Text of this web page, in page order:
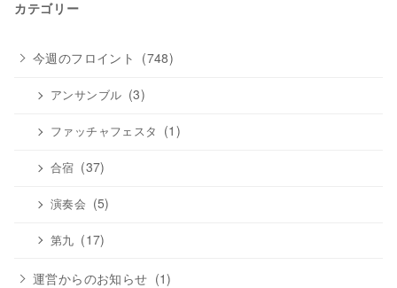
イ
カテゴリー
今週のフロイント (748)
アンサンブル (3)
ファッチャフェスタ (1)
合宿 (37)
演奏会 (5)
第九 (17)
運営からのお知らせ (1)